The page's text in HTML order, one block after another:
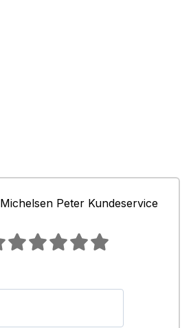
Michelsen Peter Kundeservice